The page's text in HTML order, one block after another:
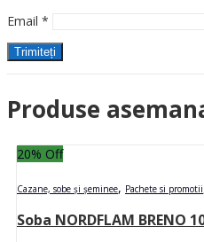
Email *
Produse
20% Off
Cazane, sobe și șeminee, Pachete si promotii
Soba NORDFLAM BRENO